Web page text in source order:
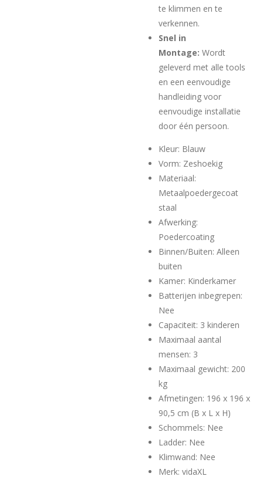
te klimmen en te
verkennen.
Snel in
Montage: Wordt
geleverd met alle tools
en een eenvoudige
handleiding voor
eenvoudige installatie
door één persoon.
Kleur: Blauw
Vorm: Zeshoekig
Materiaal:
Metaalpoedergecoat
staal
Afwerking:
Poedercoating
Binnen/Buiten: Alleen
buiten
Kamer: Kinderkamer
Batterijen inbegrepen:
Nee
Capaciteit: 3 kinderen
Maximaal aantal
mensen: 3
Maximaal gewicht: 200
kg
Afmetingen: 196 x 196 x
90,5 cm (B x L x H)
Schommels: Nee
Ladder: Nee
Klimwand: Nee
Merk: vidaXL